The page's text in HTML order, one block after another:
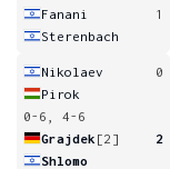
Fanani
1
Sterenbach
Nikolaev
0
Pirok
0-6, 4-6
Grajdek [2]
2
Shlomo